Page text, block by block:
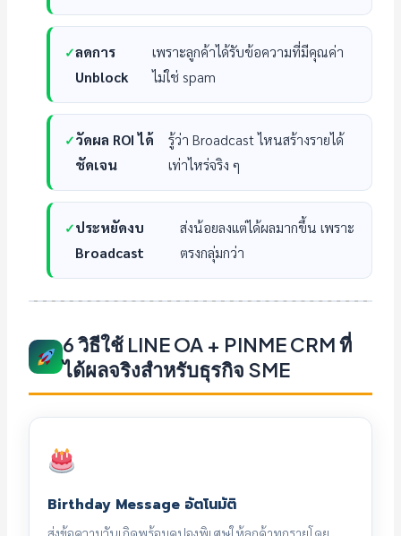
ลดการ
Unblock
เพราะลูกค้าได้รับข้อความที่มีคุณค่า
ไม่ใช่ spam
วัดผล ROI ได้
ชัดเจน
รู้ว่า Broadcast ไหนสร้างรายได้
เท่าไหร่จริง ๆ
ประหยัดงบ
Broadcast
ส่งน้อยลงแต่ได้ผลมากขึ้น เพราะ
ตรงกลุ่มกว่า
6 วิธีใช้ LINE OA + PINME CRM ที่
ได้ผลจริงสำหรับธุรกิจ SME
Birthday Message อัตโนมัติ